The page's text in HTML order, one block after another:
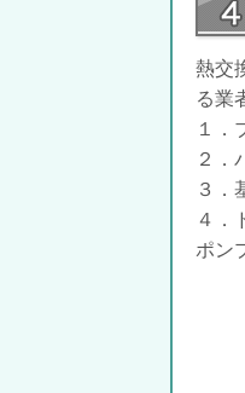
熱交
る業
１．
２．
３．
４．
ポン